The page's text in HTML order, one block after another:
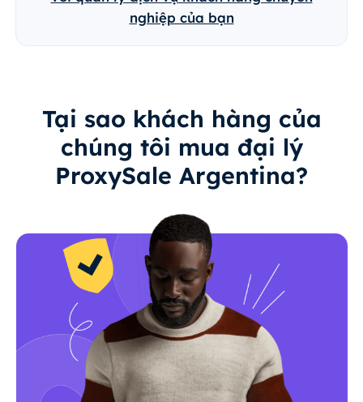
nghiệp của bạn
Tại sao khách hàng của
chúng tôi mua đại lý
ProxySale Argentina?